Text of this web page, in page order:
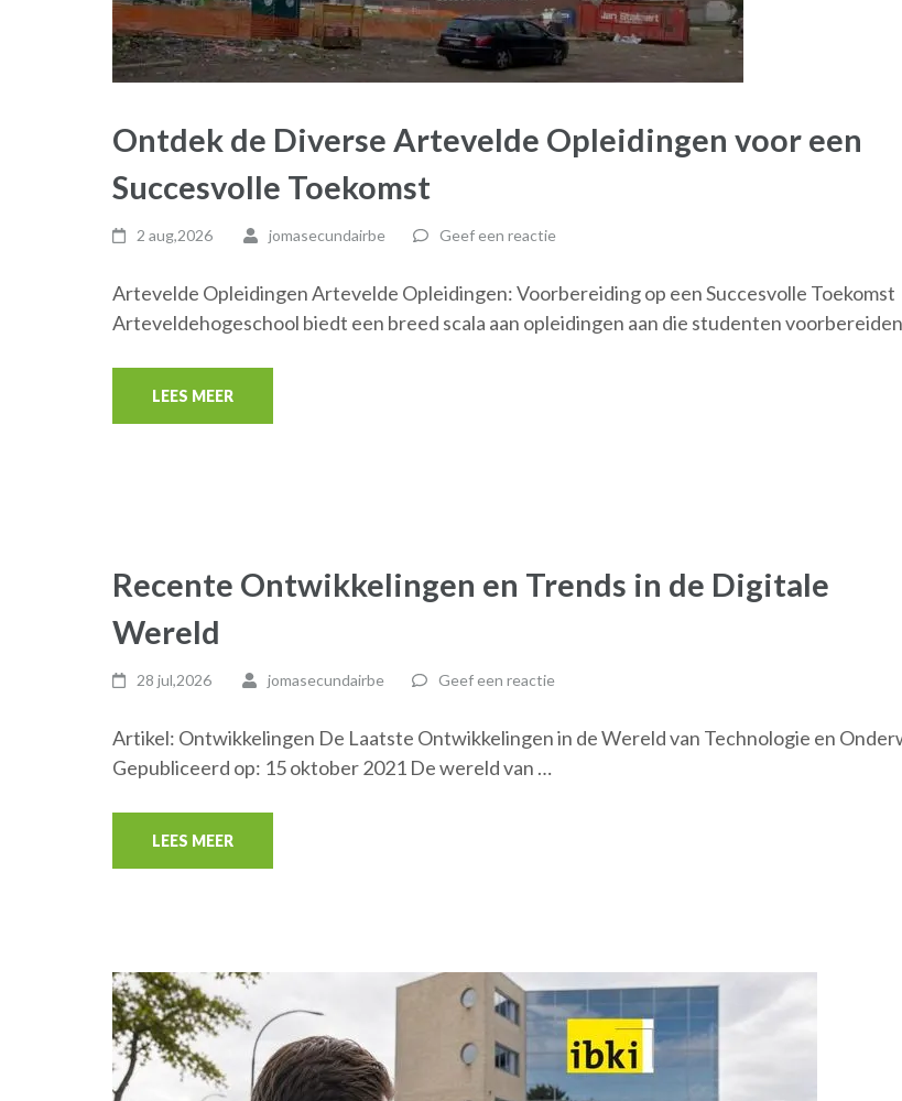
Ontdek de Diverse Artevelde Opleidingen voor een
Succesvolle Toekomst
2 aug,2026 jomasecundairbe Geef een reactie
Artevelde Opleidingen Artevelde Opleidingen: Voorbereiding op een Succesvolle Toekomst
Arteveldehogeschool biedt een breed scala aan opleidingen aan die studenten
LEES MEER
Recente Ontwikkelingen en Trends in de Digitale
Wereld
28 jul,2026 jomasecundairbe Geef een reactie
Artikel: Ontwikkelingen De Laatste Ontwikkelingen in de Wereld van Technologie en
Gepubliceerd op: 15 oktober 2021 De wereld van …
LEES MEER